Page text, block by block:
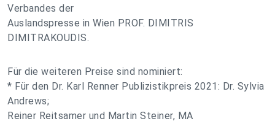
Verbandes der
Auslandspresse in Wien PROF. DIMITRIS
DIMITRAKOUDIS.
Für die weiteren Preise sind nominiert:
* Für den Dr. Karl Renner Publizistikpreis 2021: Dr. Sylvia
Andrews;
Reiner Reitsamer und Martin Steiner, MA